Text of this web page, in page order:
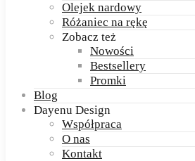
Olejek nardowy
Różaniec na rękę
Zobacz też
Nowości
Bestsellery
Promki
Blog
Dayenu Design
Współpraca
O nas
Kontakt